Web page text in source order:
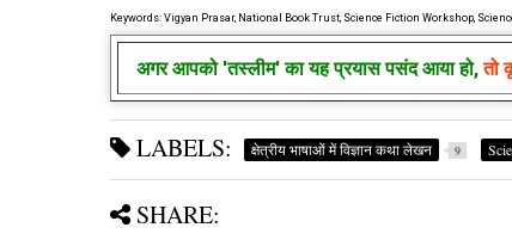
Keywords: Vigyan Prasar, National Book Trust, Science Fiction Workshop,
अगर आपको 'तस्लीम'का यह प्रयास पसंद आया हो,तो
LABELS: क्षेत्रीय भाषाओं में विज्ञान कथा लेखन 9
SHARE: